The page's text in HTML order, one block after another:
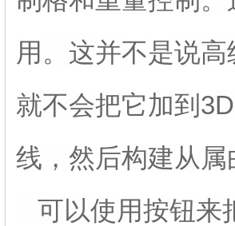
用。这并不是说
就不会把它加到
线，然后构建从属
可以使用按钮来